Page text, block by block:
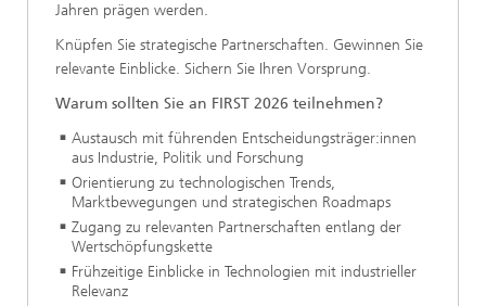
Jahren prägen werden.
Knüpfen Sie strategische Partnerschaften. Gewinnen Sie
relevante Einblicke. Sichern Sie Ihren Vorsprung.
Warum sollten Sie an FIRST 2026 teilnehmen?
Austausch mit führenden Entscheidungsträger:innen
aus Industrie, Politik und Forschung
Orientierung zu technologischen Trends,
Marktbewegungen und strategischen Roadmaps
Zugang zu relevanten Partnerschaften entlang der
Wertschöpfungskette
Frühzeitige Einblicke in Technologien mit industrieller
Relevanz